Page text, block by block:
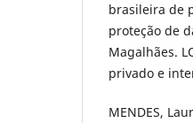
brasileira de
proteção de
Magalhães.
privado e
MENDES,